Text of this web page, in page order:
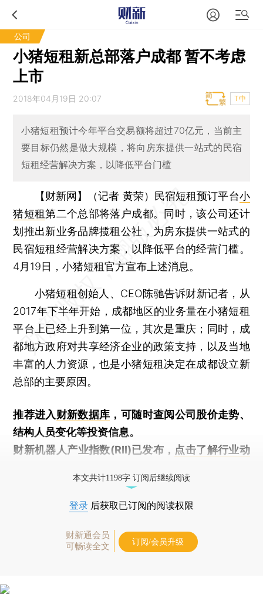
公司
小猪短租新总部落户成都 暂不考虑
上市
2018年04月19日 20:07 T中
小猪短租预计今年平台交易额将超过70亿元，当前主
要目标仍然是做大规模，将向房东提供一站式的民宿
短租经营解决方案，以降低平台门槛
【财新网】（记者 黄荣） 民宿短租预订平台小
猪短租第二个总部将落户成都。同时，该公司还计
划推出新业务品牌揽租公社，为房东提供一站式的
民宿短租经营解决方案，以降低平台的经营门槛。
4月19日，小猪短租官方宣布上述消息。
小猪短租创始人、CEO陈驰告诉财新记者，从
2017年下半年开始，成都地区的业务量在小猪短租
平台上已经上升到第一位，其次是重庆；同时，成
都地方政府对共享经济企业的政策支持，以及当地
丰富的人力资源，也是小猪短租决定在成都设立新
总部的主要原因。
推荐进入财新数据库 ，可随时查阅公司股价走势、
结构人员变化等投资信息。
财新机器人产业指数(RII)已发布， 点击了解行业动
本文共计1198字 订阅后继续阅读
登录 后获取已订阅的阅读权限
财新通会员
可畅读全文
订阅/会员升级